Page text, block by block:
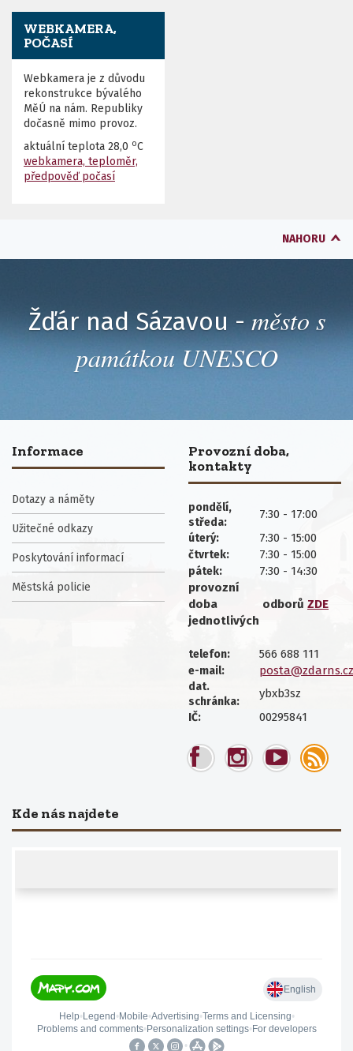
WEBKAMERA,
POČASÍ
Webkamera je z důvodu
rekonstrukce bývalého
MěÚ na nám. Republiky
dočasně mimo provoz.
aktuální teplota 28,0 oC
webkamera, teploměr,
předpověď počasí
NAHORU
Žďár nad Sázavou - město s
památkou UNESCO
Informace
Dotazy a náměty
Užitečné odkazy
Poskytování informací
Městská policie
Provozní doba,
kontakty
pondělí,
středa:
7:30 - 17:00
úterý: 7:30 - 15:00
čtvrtek: 7:30 - 15:00
pátek:
7:30 - 14:30
provozní
doba
jednotlivých
odborů ZDE
telefon: 566 688 111
e-mail: posta@zdarns.cz
dat.
schránka:
ybxb3sz
IČ: 00295841
Kde nás najdete